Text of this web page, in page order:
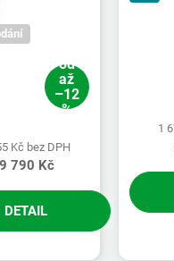
od
až
–12
%
Kč bez DPH
790 Kč
DETAIL
1